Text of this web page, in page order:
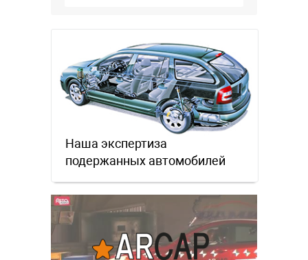
Наша экспертиза
подержанных автомобилей